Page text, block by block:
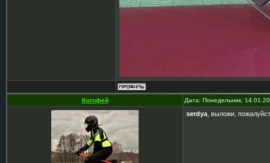
Котофей Дата: Понедельник,
serdya , выложи,